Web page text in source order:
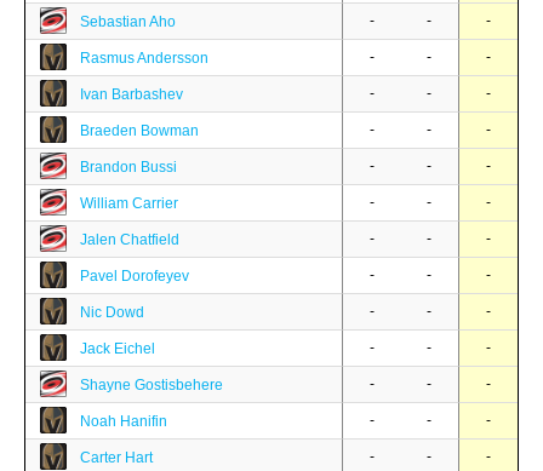
Sebastian Aho - - -
Rasmus Andersson - - -
Ivan Barbashev - - -
Braeden Bowman - - -
Brandon Bussi - - -
William Carrier - - -
Jalen Chatfield - - -
Pavel Dorofeyev - - -
Nic Dowd - - -
Jack Eichel - - -
Shayne Gostisbehere - - -
Noah Hanifin - - -
Carter Hart - - -